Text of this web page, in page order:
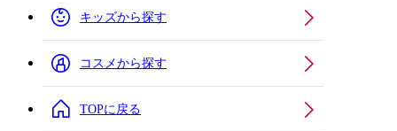
キッズから探す
コスメから探す
TOPに戻る